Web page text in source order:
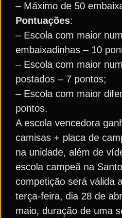
– Máximo de 50
Pontuações:
– Escola com maior
embaixadinhas – 10
– Escola com maior
postados – 7 pontos;
– Escola com maior
pontos.
A escola vencedora
camisas + placa de
na unidade, além de
escola campeã na
competição será válida
terça-feira, dia 28 de
maio, duração de uma